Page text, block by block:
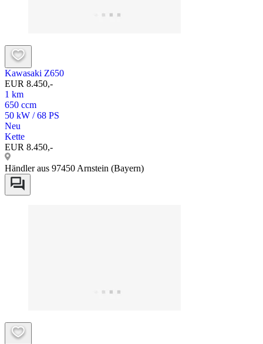
Kawasaki Z650
EUR 8.450,-
1 km
650 ccm
50 kW / 68 PS
Neu
Kette
EUR 8.450,-
Händler aus 97450 Arnstein (Bayern)